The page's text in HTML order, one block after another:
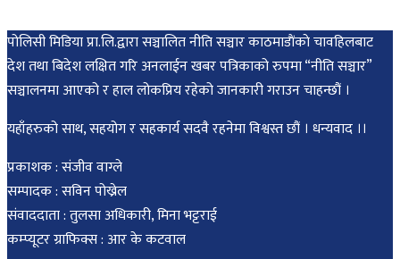
पोलिसी मिडिया प्रा.लि.द्वारा सञ्चालित नीति सञ्चार काठमाडाैंकाे चावहिलबाट
देश तथा बिदेश लक्षित गरि अनलाईन खबर पत्रिकाको रुपमा “नीति सञ्चार”
सञ्चालनमा आएको र हाल लोकप्रिय रहेको जानकारी गराउन चाहन्छौं ।
यहाँहरुको साथ, सहयोग र सहकार्य सदवै रहनेमा विश्वस्त छौं । धन्यवाद ।।
प्रकाशक : संजीव वाग्ले
सम्पादक : सविन पोख्रेल
संवाददाता : तुलसा अधिकारी, मिना भट्टराई
कम्प्यूटर ग्राफिक्स : आर के कटवाल